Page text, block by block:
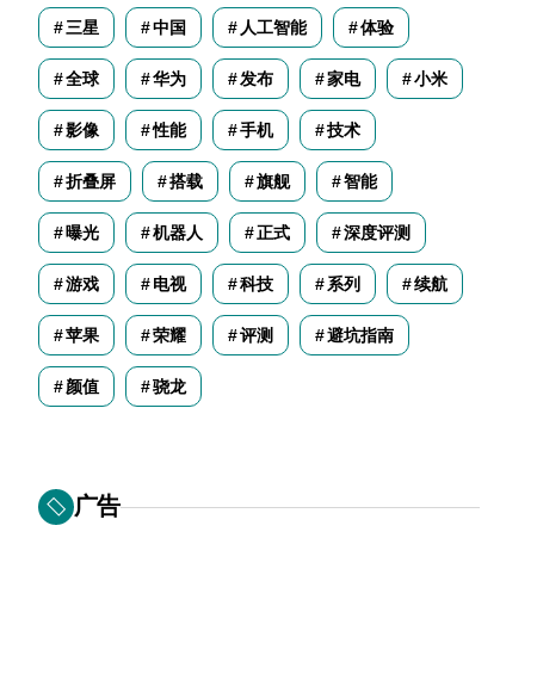
三星 中国 人工智能 体验
全球 华为 发布 家电 小米
影像 性能 手机 技术
折叠屏 搭载 旗舰 智能
曝光 机器人 正式 深度评测
游戏 电视 科技 系列 续航
苹果 荣耀 评测 避坑指南
颜值 骁龙
广告